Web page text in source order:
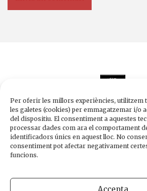
Per oferir les millors experiències, utilitzem
les galetes (cookies) per emmagatzemar i/o
del dispositiu. El consentiment a aquestes
processar dades com ara el comportament
identificadors únics en aquest lloc. No
consentiment pot afectar negativament
funcions.
Accepta
Edicions de 1984
Carrer Trafalgar, 10, 2n-
Fax 934 854 375